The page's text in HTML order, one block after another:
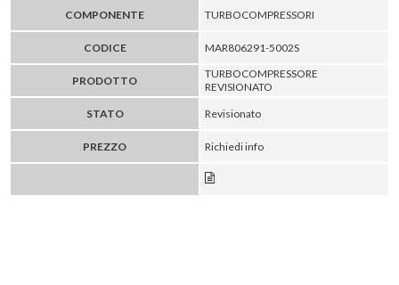
COMPONENTE TURBOCOMPRESSORI
CODICE MAR806291-5002S
PRODOTTO
TURBOCOMPRESSORE
REVISIONATO
STATO
Revisionato
PREZZO Richiedi info